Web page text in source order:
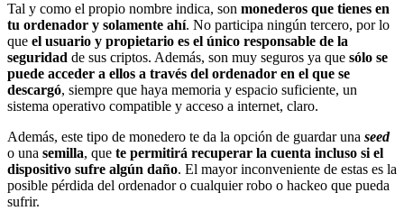
Tal y como el propio nombre indica, son monederos que tienes en
tu ordenador y solamente ahí. No participa ningún tercero, por lo
que el usuario y propietario es el único responsable de la
seguridad de sus criptos. Además, son muy seguros ya que sólo se
puede acceder a ellos a través del ordenador en el que se
descargó, siempre que haya memoria y espacio suficiente, un
sistema operativo compatible y acceso a internet, claro.
Además, este tipo de monedero te da la opción de guardar una seed
o una semilla, que te permitirá recuperar la cuenta incluso si el
dispositivo sufre algún daño. El mayor inconveniente de estas es la
posible pérdida del ordenador o cualquier robo o hackeo que pueda
sufrir.